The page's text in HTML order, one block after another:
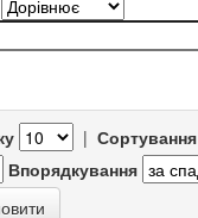
| Сортування
Впорядкування